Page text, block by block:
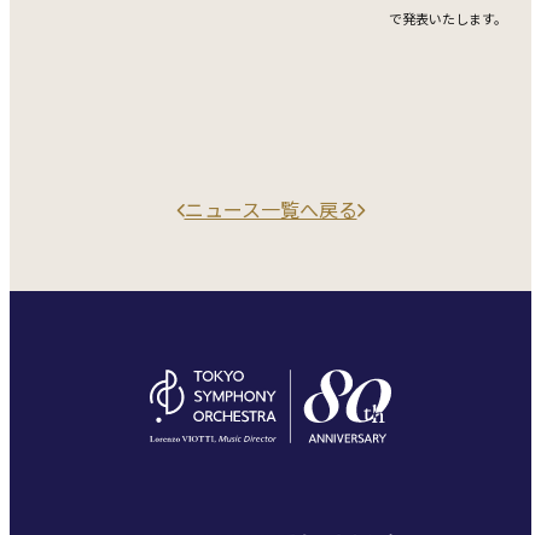
で発表いたします。
ニュース一覧へ戻る